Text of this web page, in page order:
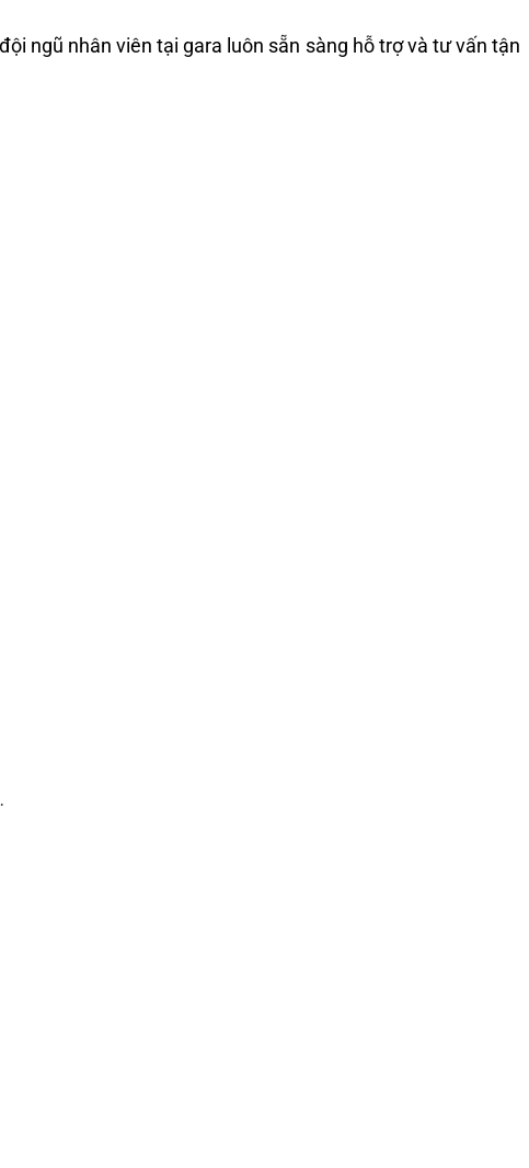
ngũ nhân viên tại gara luôn sẵn sàng hỗ trợ và tư vấn tận